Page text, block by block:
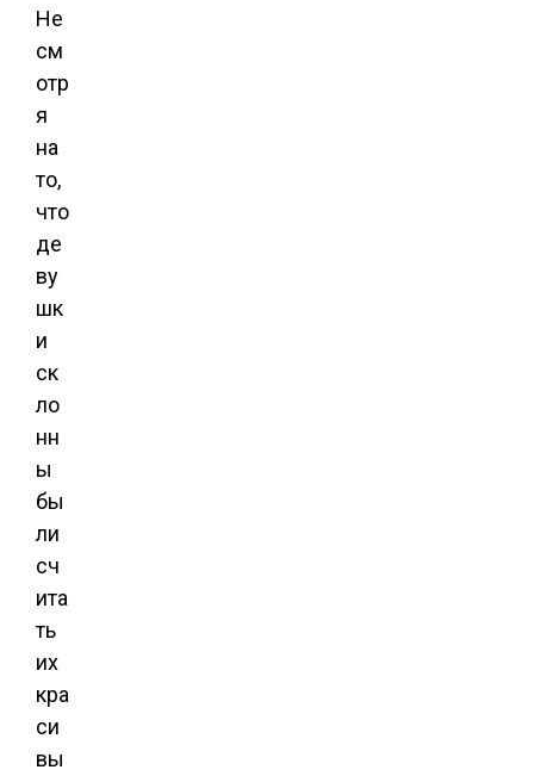
Не
см
отр
я
на
то,
что
де
ву
шк
и
ск
ло
нн
ы
бы
ли
сч
ита
ть
их
кра
си
вы